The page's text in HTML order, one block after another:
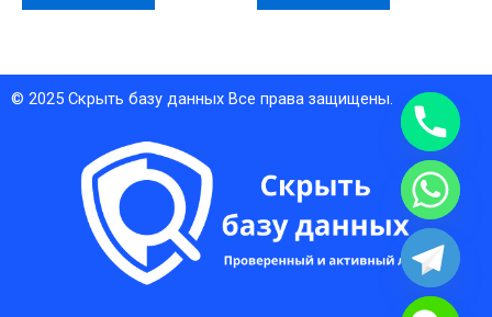
© 2025 Скрыть базу данных Все права защищены.